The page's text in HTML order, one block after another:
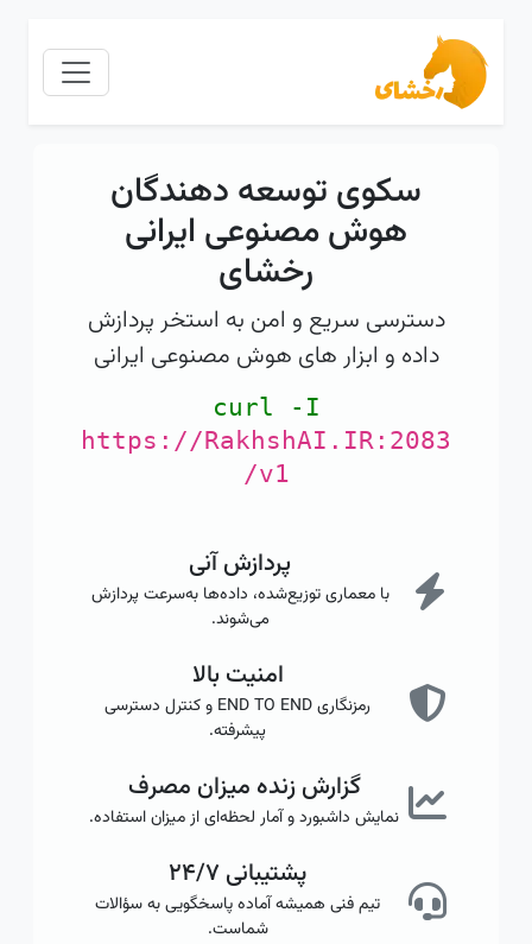
سکوی توسعه دهندگان
هوش مصنوعی ایرانی
رخشای
دسترسی سریع و امن به استخر پردازش
داده و ابزار های هوش مصنوعی ایرانی
cu rl - I
https://RakhshAI.IR:2083
/v1
پردازش آنی
با معماری توزیع‌شده، داده‌ها به‌سرعت پردازش
می‌شوند.
امنیت بالا
رمزنگاری END TO END و کنترل دسترسی
پیشرفته.
گزارش زنده میزان مصرف
نمایش داشبورد و آمار لحظه‌ای از میزان استفاده.
پشتیبانی ۲۴/۷
تیم فنی همیشه آماده پاسخگویی به سؤالات
شماست.